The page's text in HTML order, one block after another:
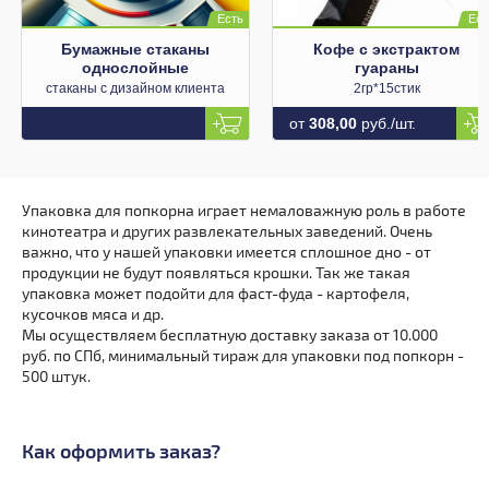
Бумажные стаканы
однослойные
стаканы с дизайном клиента
Кофе с экстрактом
гуараны
2гр*15стик
от308,00 руб./шт.
Упаковка для попкорна играет немаловажную роль в работе
кинотеатра и других развлекательных заведений. Очень
важно, что у нашей упаковки имеется сплошное дно - от
продукции не будут появляться крошки. Так же такая
упаковка может подойти для фаст-фуда - картофеля,
кусочков мяса и др.
Мы осуществляем бесплатную доставку заказа от 10.000
руб. по СПб, минимальный тираж для упаковки под попкорн -
500 штук.
Как оформить заказ?